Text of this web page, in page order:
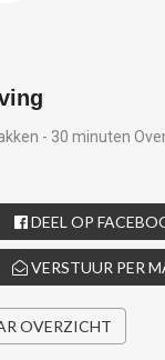
- 30 minuten
DEEL OP
VERSTUUR PER
OVERZICHT